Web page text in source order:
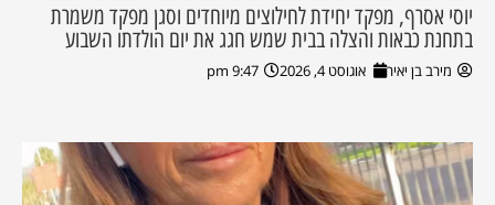
יוסי אסרף, מפקד יחידת לחילוצים מיוחדים וסגן מפקד משמרת
בתחנת כבאות והצלה בבית שמש חגג את יום הולדתו השבוע
מירב בן יאיר אוגוסט 4, 2026 9:47 pm